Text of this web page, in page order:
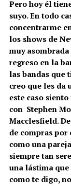
Pero hoy él
suyo. En todo
concentrarme
los shows de
muy
regreso en la
las bandas que
creo que les da
este caso
con Stephen
Macclesfield.
de compras por
como una
siempre tan
una lástima
como te digo,